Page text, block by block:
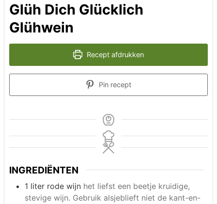
Glüh Dich Glücklich
Glühwein
Recept afdrukken
Pin recept
INGREDIËNTEN
1 liter rode wijn het liefst een beetje kruidige,
stevige wijn. Gebruik alsjeblieft niet de kant-en-